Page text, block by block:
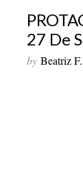
27 De
by Beatriz